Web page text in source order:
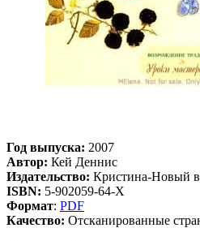
Год выпуска: 2007
Автор: Кей Деннис
Издательство: Кристина-Новый
ISBN: 5-902059-64-Х
Формат: PDF
Качество: Отсканированные